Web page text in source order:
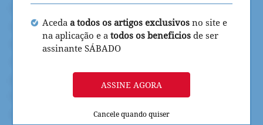
Aceda a todos os artigos exclusivos no site e
na aplicação e a todos os beneficios de ser
assinante SÁBADO
ASSINE AGORA
Cancele quando quiser